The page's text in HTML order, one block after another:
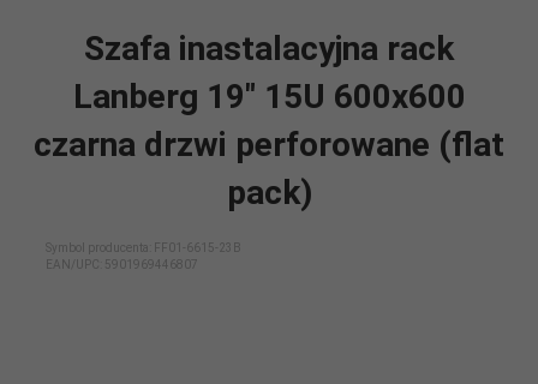
Szafa inastalacyjna rack
Lanberg 19" 15U 600x600
czarna drzwi perforowane (flat
pack)
Symbol producenta: FF01-6615-23B
EAN/UPC: 5901969446807